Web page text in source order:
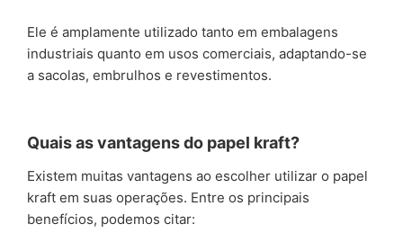
Ele é amplamente utilizado tanto em embalagens
industriais quanto em usos comerciais, adaptando-se
a sacolas, embrulhos e revestimentos.
Quais as vantagens do papel kraft?
Existem muitas vantagens ao escolher utilizar o papel
kraft em suas operações. Entre os principais
benefícios, podemos citar: